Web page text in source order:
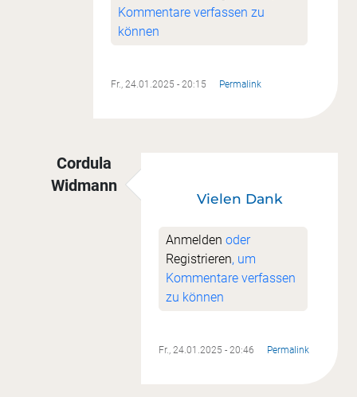
Kommentare verfassen zu
können
Fr., 24.01.2025 - 20:15 Permalink
Cordula
Widmann
vonSandra Butt
Vielen Dank
Anmelden oder
Registrieren, um
Kommentare verfassen
zu können
Fr., 24.01.2025 - 20:46 Permalink